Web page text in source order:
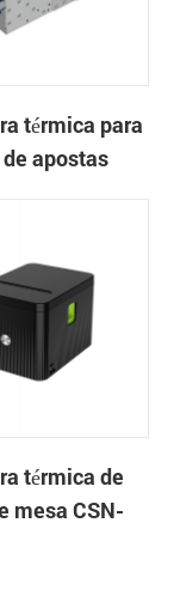
térmica para
apostas
térmicos
térmica de
mesa CSN-